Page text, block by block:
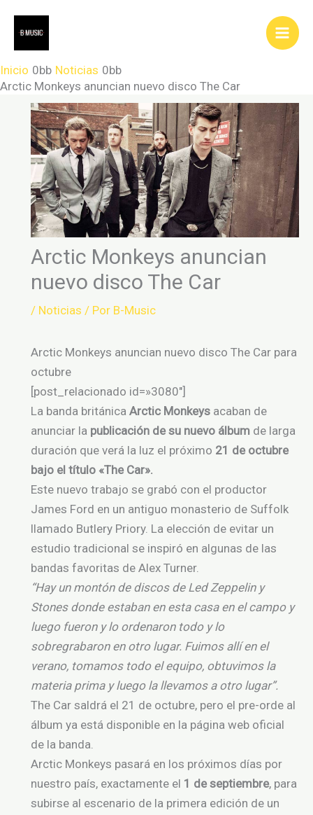
contenido
Inicio
Noticias
Arctic Monkeys anuncian nuevo disco The Car
Arctic Monkeys anuncian
nuevo disco The Car
/ Noticias / Por B-Music
Arctic Monkeys anuncian nuevo disco The Car para
octubre
[post_relacionado id=»3080″]
La banda británica Arctic Monkeys acaban de
anunciar la publicación de su nuevo álbum de larga
duración que verá la luz el próximo 21 de octubre
bajo el título «The Car».
Este nuevo trabajo se grabó con el productor
James Ford en un antiguo monasterio de Suffolk
llamado Butlery Priory. La elección de evitar un
estudio tradicional se inspiró en algunas de las
bandas favoritas de Alex Turner.
“Hay un montón de discos de Led Zeppelin y
Stones donde estaban en esta casa en el campo y
luego fueron y lo ordenaron todo y lo
sobregrabaron en otro lugar. Fuimos allí en el
verano, tomamos todo el equipo, obtuvimos la
materia prima y luego la llevamos a otro lugar”.
The Car saldrá el 21 de octubre, pero el pre-orde al
álbum ya está disponible en la página web oficial
de la banda.
Arctic Monkeys pasará en los próximos días por
nuestro país, exactamente el 1 de septiembre, para
subirse al escenario de la primera edición de un